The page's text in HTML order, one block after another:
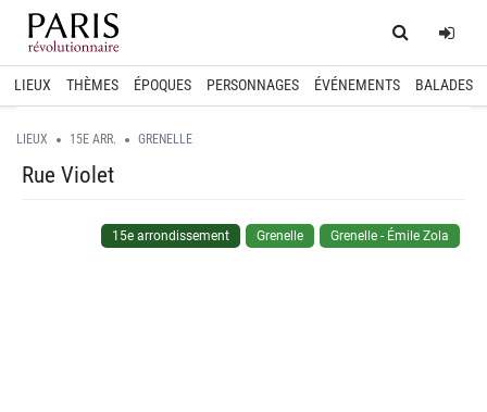
Home
LIEUX THÈMES ÉPOQUES PERSONNAGES ÉVÉNEMENTS BALADES
LIEUX 15E ARR. GRENELLE
Rue Violet
15e arrondissement Grenelle Grenelle - Émile Zola